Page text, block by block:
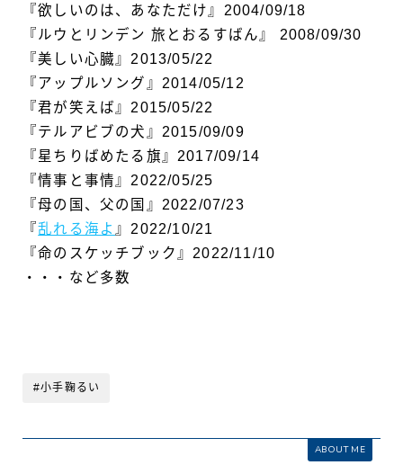
『欲しいのは、あなただけ』2004/09/18
『ルウとリンデン 旅とおるすばん』 2008/09/30
『美しい心臓』2013/05/22
『アップルソング』2014/05/12
『君が笑えば』2015/05/22
『テルアビブの犬』2015/09/09
『星ちりばめたる旗』2017/09/14
『情事と事情』2022/05/25
『母の国、父の国』2022/07/23
『乱れる海よ 』2022/10/21
『命のスケッチブック』2022/11/10
・・・など多数
#小手鞠るい
ABOUT ME